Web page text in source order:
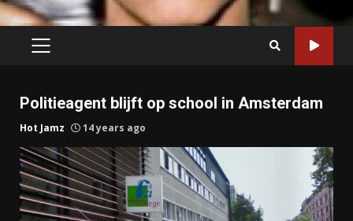
PRIMARY
Politieagent blijft op school in Amsterdam
Hot Jamz 14 years ago